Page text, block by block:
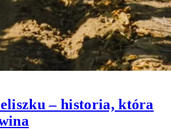
– historia, która